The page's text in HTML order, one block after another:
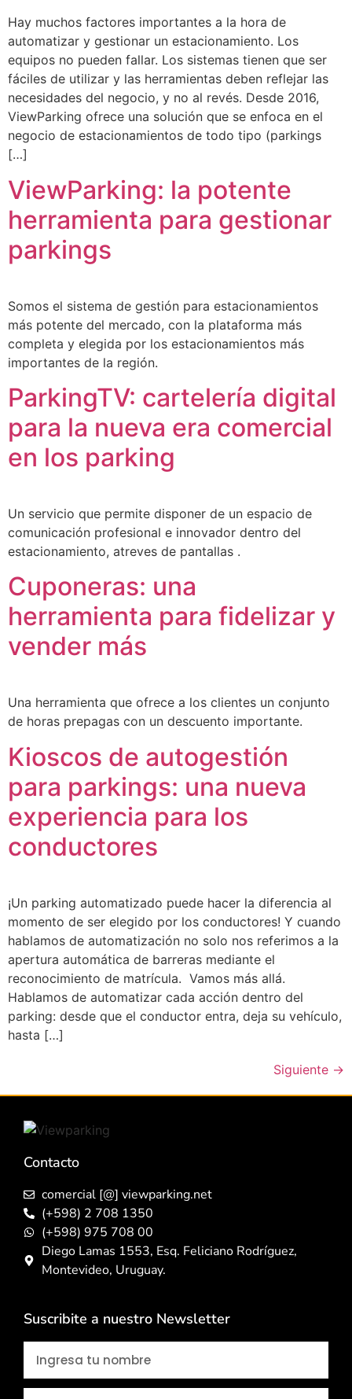
Hay muchos factores importantes a la hora de
automatizar y gestionar un estacionamiento. Los
equipos no pueden fallar. Los sistemas tienen que ser
fáciles de utilizar y las herramientas deben reflejar las
necesidades del negocio, y no al revés. Desde 2016,
ViewParking ofrece una solución que se enfoca en el
negocio de estacionamientos de todo tipo (parkings
[…]
ViewParking: la potente
herramienta para gestionar
parkings
Somos el sistema de gestión para estacionamientos
más potente del mercado, con la plataforma más
completa y elegida por los estacionamientos más
importantes de la región.
ParkingTV: cartelería digital
para la nueva era comercial
en los parking
Un servicio que permite disponer de un espacio de
comunicación profesional e innovador dentro del
estacionamiento, atreves de pantallas .
Cuponeras: una
herramienta para fidelizar y
vender más
Una herramienta que ofrece a los clientes un conjunto
de horas prepagas con un descuento importante.
Kioscos de autogestión
para parkings: una nueva
experiencia para los
conductores
¡Un parking automatizado puede hacer la diferencia al
momento de ser elegido por los conductores! Y cuando
hablamos de automatización no solo nos referimos a la
apertura automática de barreras mediante el
reconocimiento de matrícula. Vamos más allá.
Hablamos de automatizar cada acción dentro del
parking: desde que el conductor entra, deja su vehículo,
hasta […]
Siguiente →
Contacto
comercial [@] viewparking.net
(+598) 2 708 1350
(+598) 975 708 00
Diego Lamas 1553, Esq. Feliciano Rodríguez,
Montevideo, Uruguay.
Suscribite a nuestro Newsletter